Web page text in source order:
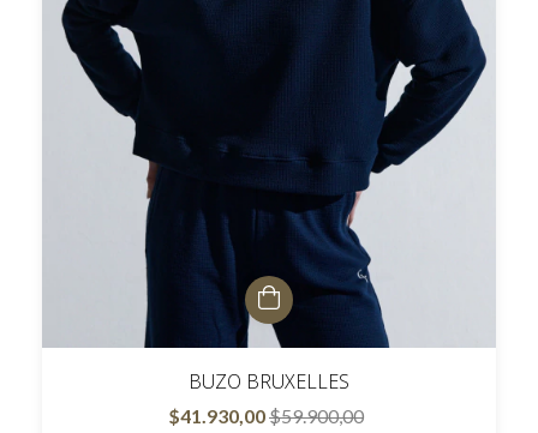
BUZO BRUXELLES
$41.930,00$59.900,00